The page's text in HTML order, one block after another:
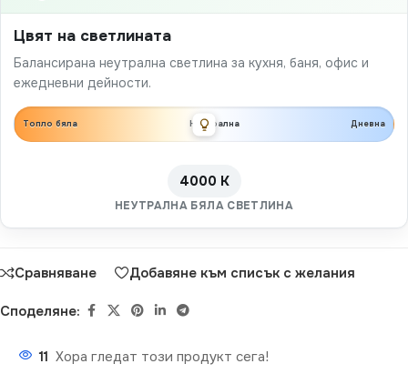
Цвят на светлината
Балансирана неутрална светлина за кухня, баня, офис и
ежедневни дейности.
Топло бяла Неутрална Дневна
4000 K
НЕУТРАЛНА БЯЛА СВЕТЛИНА
Сравняване Добавяне към списък с желания
Споделяне:
11 Хора гледат този продукт сега!